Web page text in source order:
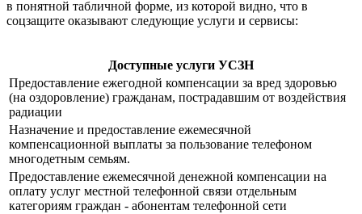
в понятной табличной форме, из которой видно, что в
соцзащите оказывают следующие услуги и сервисы:
Доступные услуги УСЗН
Предоставление ежегодной компенсации за вред здоровью
(на оздоровление) гражданам, пострадавшим от воздействия
радиации
Назначение и предоставление ежемесячной
компенсационной выплаты за пользование телефоном
многодетным семьям.
Предоставление ежемесячной денежной компенсации на
оплату услуг местной телефонной связи отдельным
категориям граждан - абонентам телефонной сети